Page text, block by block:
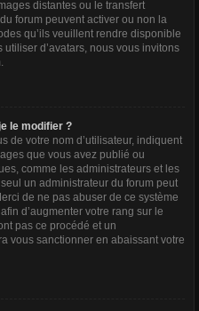
distantes ou le transfert
forum peuvent activer ou non la
qu’ils veuillent rendre disponible
d’avatars, nous vous invitons
le modifier ?
de votre nom d’utilisateur, indiquent
que vous avez publié ou
comme les administrateurs et les
un administrateur du forum peut
de ne pas abuser de ce système
d’augmenter votre rang sur le
pas ce procédé et un
vous sanctionner en abaissant votre